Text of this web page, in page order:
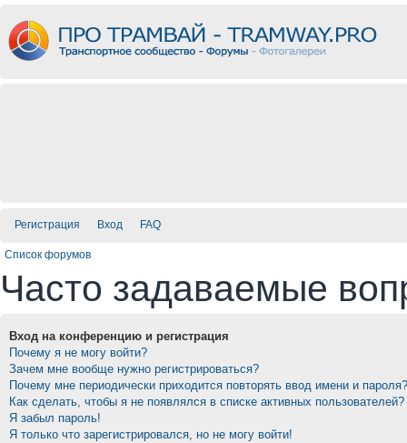
Регистрация Вход FAQ
Список форумов
Часто задаваемые
Вход на конференцию и регистрация
Почему я не могу войти?
Зачем мне вообще нужно регистрироваться?
Почему мне периодически приходится повторять ввод имени и пароля?
Как сделать, чтобы я не появлялся в списке активных пользователей?
Я забыл пароль!
Я только что зарегистрировался, но не могу войти!